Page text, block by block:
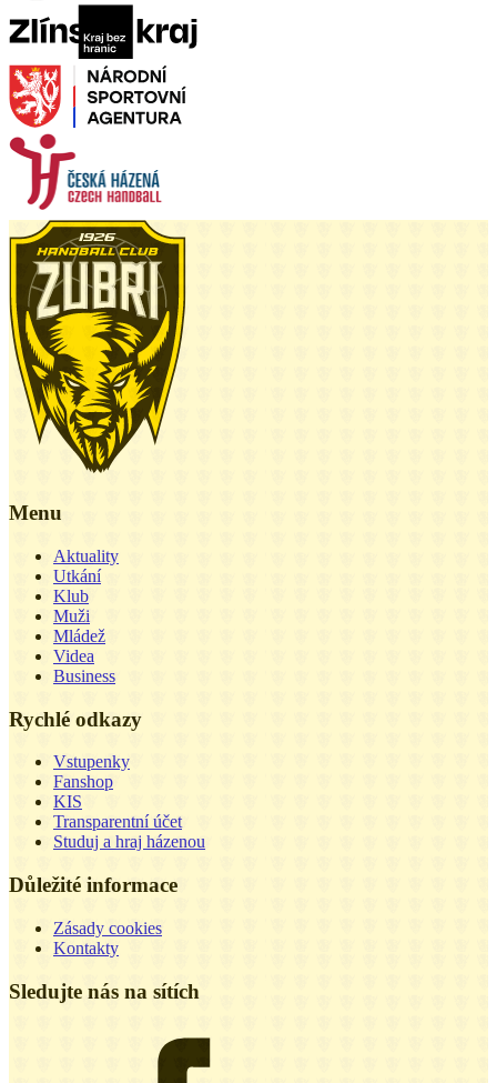
Menu
Aktuality
Utkání
Klub
Muži
Mládež
Videa
Business
Rychlé odkazy
Vstupenky
Fanshop
KIS
Transparentní účet
Studuj a hraj házenou
Důležité informace
Zásady cookies
Kontakty
Sledujte nás na sítích